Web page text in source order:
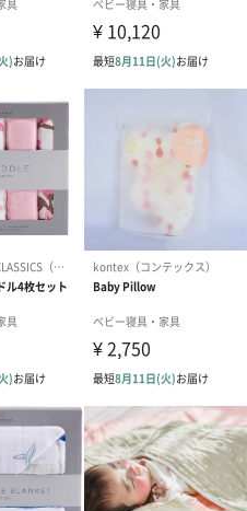
・グリーティング）
は一部変更する場合がありま
きメッセージカ
Thank you）ピ
円）
【誕生日】
Birthday ホワ
刷なし）（
ます。